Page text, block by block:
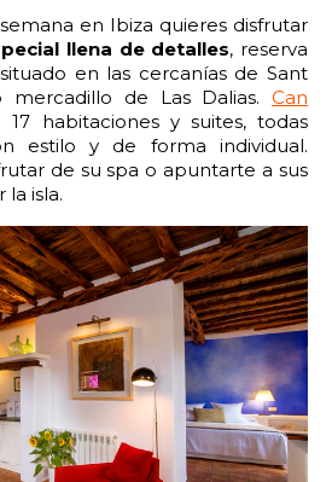
en Ibiza quieres disfrutar
llena de detalles, reserva
en las cercanías de Sant
mercadillo de Las Dalias. Can
habitaciones y suites, todas
estilo y de forma individual.
de su spa o apuntarte a sus
la isla.
3:30
5:00 5:30
7:00 7:30
9:00 9:30
11:00 11:30
13:00 13:30
15:00 15:30
17:30
19:00 19:30